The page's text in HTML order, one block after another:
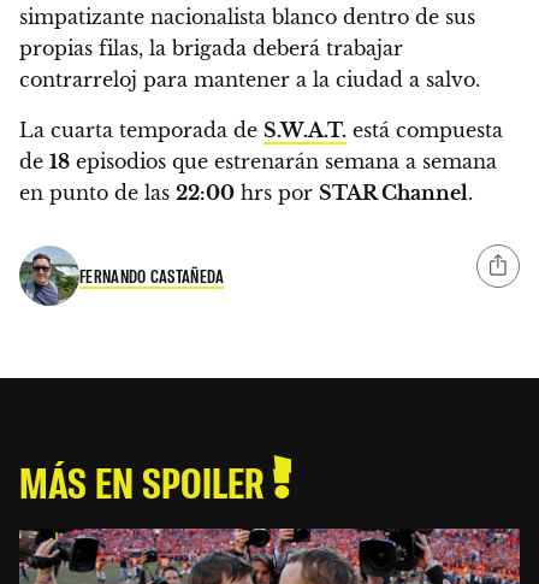
simpatizante nacionalista blanco dentro de sus
propias filas, la brigada deberá trabajar
contrarreloj para mantener a la ciudad a salvo.
La cuarta temporada de S.W.A.T. está compuesta
de 18 episodios que estrenarán semana a semana
en punto de las 22:00 hrs por STAR Channel.
FERNANDO CASTAÑEDA
MÁS EN SPOILER